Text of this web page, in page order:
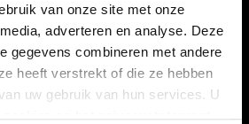
van onze site met onze
adverteren en analyse. Deze
gegevens combineren met andere
heeft verstrekt of die ze hebben
uw gebruik van hun services. U